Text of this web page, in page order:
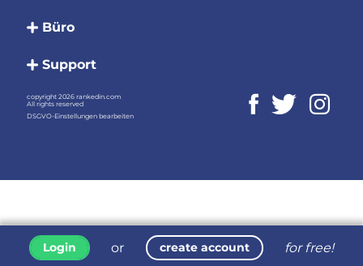
Login or create account for free!
Büro
Support
copyright 2026 rankedin.com
All rights reserved
DSGVO-Einstellungen bearbeiten